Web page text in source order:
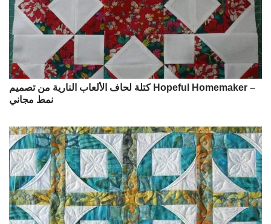
كتلة لحاف الألعاب النارية من تصميم Hopeful Homemaker –
نمط مجاني